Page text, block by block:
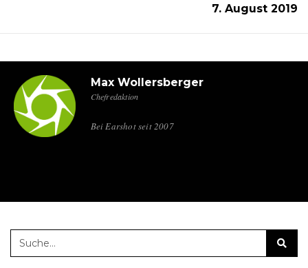
7. August 2019
Max Wollersberger
Chefredaktion
Bei Earshot seit 2007